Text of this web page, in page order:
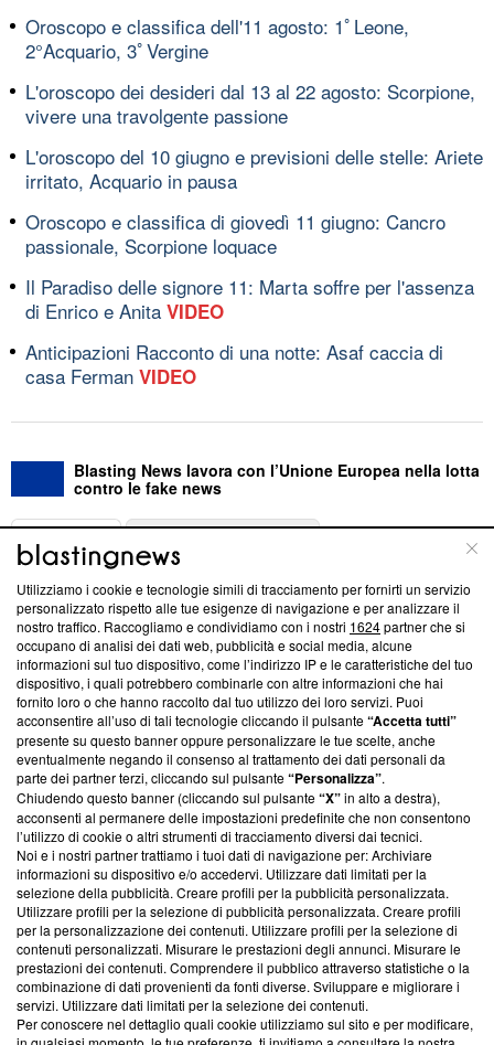
Oroscopo e classifica dell'11 agosto: 1ﾟLeone,
2°Acquario, 3ﾟVergine
L'oroscopo dei desideri dal 13 al 22 agosto: Scorpione,
vivere una travolgente passione
L'oroscopo del 10 giugno e previsioni delle stelle: Ariete
irritato, Acquario in pausa
Oroscopo e classifica di giovedì 11 giugno: Cancro
passionale, Scorpione loquace
Il Paradiso delle signore 11: Marta soffre per l'assenza
di Enrico e Anita VIDEO
Anticipazioni Racconto di una notte: Asaf caccia di
casa Ferman VIDEO
Blasting News lavora con l’Unione Europea nella lotta
contro le fake news
ABOUT
Questa sezione offre informazioni trasparenti su Blasting
News, sui nostri processi editoriali e su come ci impegniamo a
creare news di qualità. Inoltre, afferma la nostra aderenza a
‘Trust Project - News with Integrity’Blasting News non è
ancora membro del programma, ma ha richiesto di farne
parte; Trust Project non ha ancora effettuato una verifica di
conformità agli standard.
Su di noi
Team editoriale
Corporate
Redazione
Informativa Privacy
Cookie Policy
Blasting SA, IDI CHE-247.845.224, Via Carlo Frasca, 3 - 6900
Lugano (Svizzera) Tel:+39 0690258937
Utilizziamo i cookie e tecnologie simili di tracciamento per fornirti un servizio
personalizzato rispetto alle tue esigenze di navigazione e per analizzare il
nostro traffico. Raccogliamo e condividiamo con i nostri 1624partner che si
occupano di analisi dei dati web, pubblicità e social media, alcune
informazioni sul tuo dispositivo, come l’indirizzo IP e le caratteristiche del tuo
dispositivo, i quali potrebbero combinarle con altre informazioni che hai
fornito loro o che hanno raccolto dal tuo utilizzo dei loro servizi. Puoi
acconsentire all’uso di tali tecnologie cliccando il pulsante“Accetta tutti”
presente su questo banner oppure personalizzare le tue scelte, anche
eventualmente negando il consenso al trattamento dei dati personali da
parte dei partner terzi, cliccando sul pulsante“Personalizza”.
Chiudendo questo banner (cliccando sul pulsante“X”in alto a destra),
acconsenti al permanere delle impostazioni predefinite che non consentono
l’utilizzo di cookie o altri strumenti di tracciamento diversi dai tecnici.
Noi e i nostri partner trattiamo i tuoi dati di navigazione per: Archiviare
informazioni su dispositivo e/o accedervi. Utilizzare dati limitati per la
selezione della pubblicità. Creare profili per la pubblicità personalizzata.
Utilizzare profili per la selezione di pubblicità personalizzata. Creare profili
per la personalizzazione dei contenuti. Utilizzare profili per la selezione di
contenuti personalizzati. Misurare le prestazioni degli annunci. Misurare le
prestazioni dei contenuti. Comprendere il pubblico attraverso statistiche o la
combinazione di dati provenienti da fonti diverse. Sviluppare e migliorare i
servizi. Utilizzare dati limitati per la selezione dei contenuti.
Per conoscere nel dettaglio quali cookie utilizziamo sul sito e per modificare,